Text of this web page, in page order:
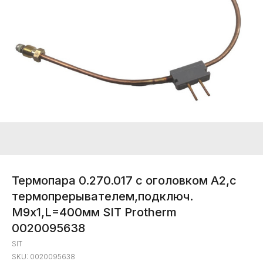
Термопара 0.270.017 c оголовком А2,с
термопрерывателем,подключ.
М9х1,L=400мм SIT Protherm
0020095638
SIT
SKU: 0020095638